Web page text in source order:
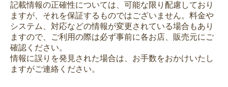
記載情報の正確性については、可能な限り配慮しており
ますが、それを保証するものではございません。料金や
システム、対応などの情報が変更されている場合もあり
ますので、ご利用の際は必ず事前に各お店、販売元にご
確認ください。
情報に誤りを発見された場合は、お手数をおかけいたし
ますがご連絡ください。